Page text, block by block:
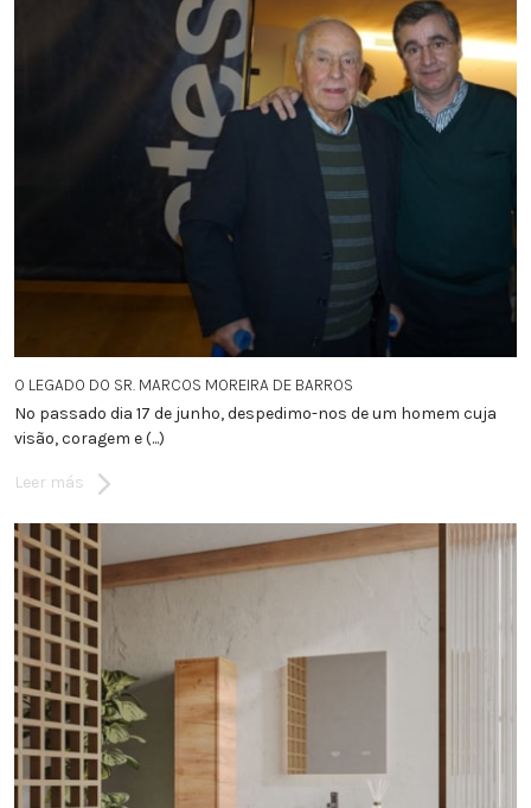
O LEGADO DO SR. MARCOS MOREIRA DE BARROS
No passado dia 17 de junho, despedimo-nos de um homem cuja
visão, coragem e (...)
Leer más